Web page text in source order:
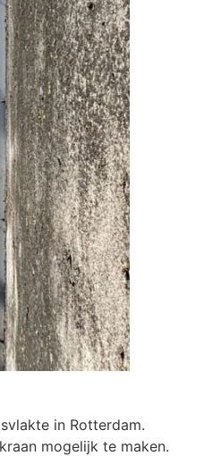
in Rotterdam.
mogelijk te maken.